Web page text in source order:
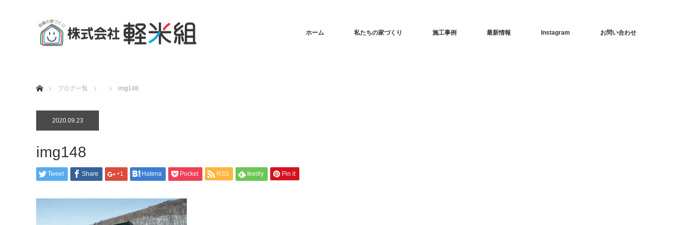
ホーム 私たちの家づくり 施工事例 最新情報 Instagram お問い合わせ
ブログ一覧
img148
2020.09.23
img148
Tweet Share +1 Hatena Pocket RSS feedly Pin it